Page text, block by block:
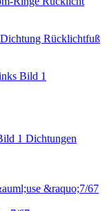
Dichtung Rücklichtfuß
Dichtungen